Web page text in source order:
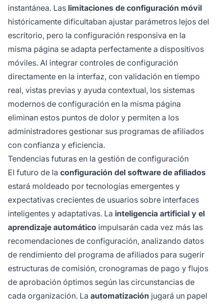
instantánea. Las limitaciones de configuración móvil
históricamente dificultaban ajustar parámetros lejos del
escritorio, pero la configuración responsiva en la
misma página se adapta perfectamente a dispositivos
móviles. Al integrar controles de configuración
directamente en la interfaz, con validación en tiempo
real, vistas previas y ayuda contextual, los sistemas
modernos de configuración en la misma página
eliminan estos puntos de dolor y permiten a los
administradores gestionar sus programas de afiliados
con confianza y eficiencia.
Tendencias futuras en la gestión de configuración
El futuro de la configuración del software de afiliados
estará moldeado por tecnologías emergentes y
expectativas crecientes de usuarios sobre interfaces
inteligentes y adaptativas. La inteligencia artificial y el
aprendizaje automático impulsarán cada vez más las
recomendaciones de configuración, analizando datos
de rendimiento del programa de afiliados para sugerir
estructuras de comisión, cronogramas de pago y flujos
de aprobación óptimos según las circunstancias de
cada organización. La automatización jugará un papel